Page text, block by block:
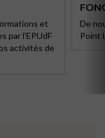
et
par l'EPUdF
activités de
De
Point